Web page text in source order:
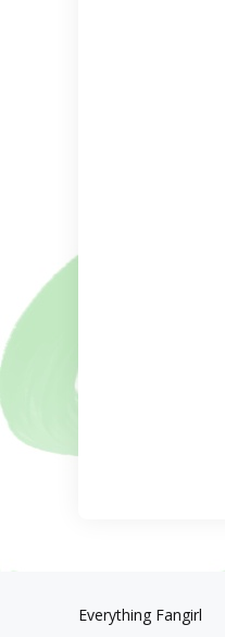
Everything Fangirl